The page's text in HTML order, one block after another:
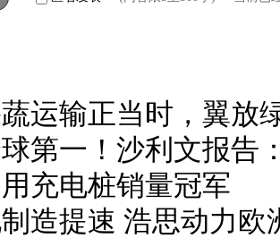
运输正当时，翼放
第一！沙利文报告
充电桩销量冠军
造提速 浩思动力